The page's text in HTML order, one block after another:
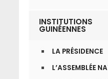
INSTITUTIONS
GUINÉENNES
LA PRÉSIDENCE
L’ASSEMBLÉE